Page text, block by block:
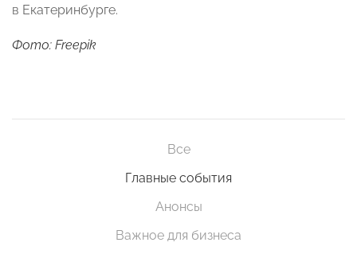
в Екатеринбурге.
Фото: Freepik
Все
Главные события
Анонсы
Важное для бизнеса